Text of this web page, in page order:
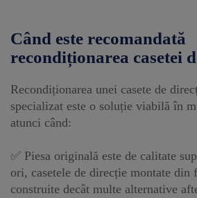
Când este recomandată
recondiționarea casetei
Recondiționarea unei casete de
specializat este o soluție viabilă în
atunci când:
✅ Piesa originală este de calitate
ori, casetele de direcție montate din
construite decât multe alternative